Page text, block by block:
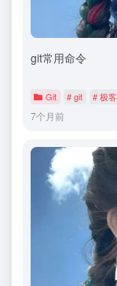
git常用命令
Git # git # 极
7个月前